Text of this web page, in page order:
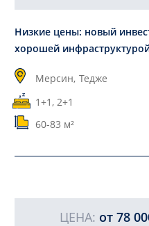
Низкие цены: новый
хорошей
Мерсин, Тедже
1+1, 2+1
60-83 м²
ЦЕНА: от 78